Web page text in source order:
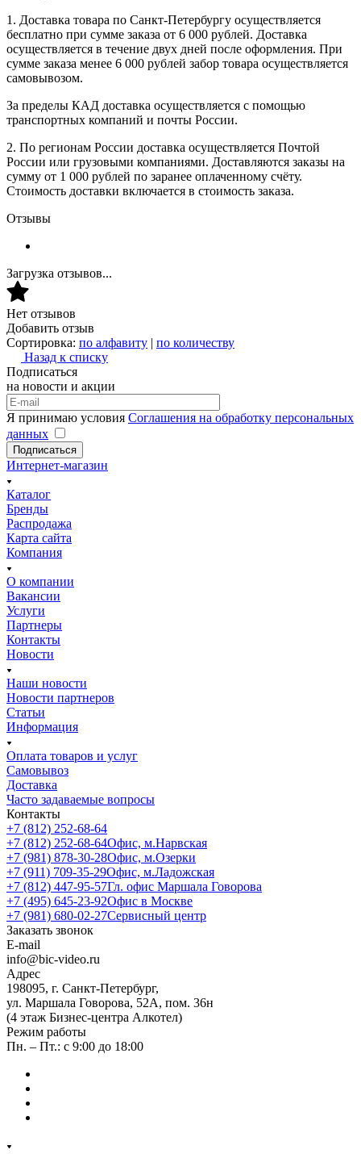
1. Доставка товара по Санкт-Петербургу осуществляется
бесплатно при сумме заказа от 6 000 рублей. Доставка
осуществляется в течение двух дней после оформления. При
сумме заказа менее 6 000 рублей забор товара осуществляется
самовывозом.
За пределы КАД доставка осуществляется с помощью
транспортных компаний и почты России.
2. По регионам России доставка осуществляется Почтой
России или грузовыми компаниями. Доставляются заказы на
сумму от 1 000 рублей по заранее оплаченному счёту.
Стоимость доставки включается в стоимость заказа.
Отзывы
Загрузка отзывов...
Нет отзывов
Добавить отзыв
Сортировка: по алфавиту | по количеству
Назад к списку
Подписаться
на новости и акции
Я принимаю условия Соглашения на обработку персональных
данных
Подписаться
Интернет-магазин
Каталог
Бренды
Распродажа
Карта сайта
Компания
О компании
Вакансии
Услуги
Партнеры
Контакты
Новости
Наши новости
Новости партнеров
Статьи
Информация
Оплата товаров и услуг
Самовывоз
Доставка
Часто задаваемые вопросы
Контакты
+7 (812) 252-68-64
+7 (812) 252-68-64Офис, м.Нарвская
+7 (981) 878-30-28Офис, м.Озерки
+7 (911) 709-35-29Офис, м.Ладожская
+7 (812) 447-95-57Гл. офис Маршала Говорова
+7 (495) 645-23-92Офис в Москве
+7 (981) 680-02-27Сервисный центр
Заказать звонок
E-mail
info@bic-video.ru
Адрес
198095, г. Санкт-Петербург,
ул. Маршала Говорова, 52А, пом. 36н
(4 этаж Бизнес-центра Алкотел)
Режим работы
Пн. – Пт.: с 9:00 до 18:00